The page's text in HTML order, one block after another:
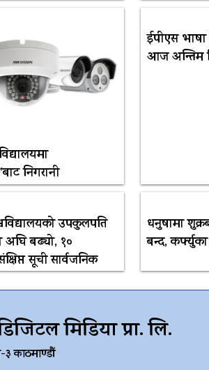
निगरानी
ईपीएस
आज अन्तिम
उपकुलपति
अघि बढ्यो, १०
सूची सार्वजनिक
धनुषामा
बन्द,
मिडिया प्रा. लि.
३ काठमाण्डौं